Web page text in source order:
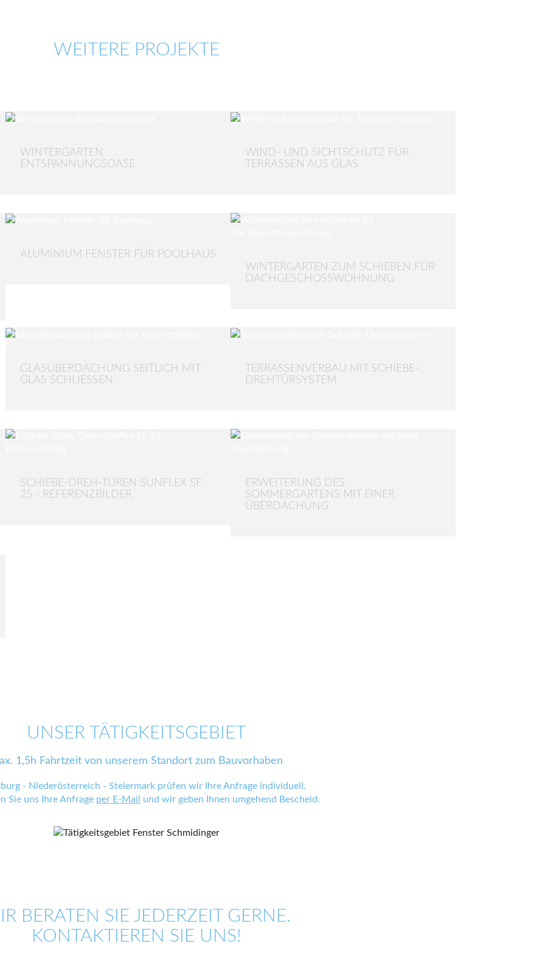
WEITERE PROJEKTE
WINTERGARTEN
ENTSPANNUNGSOASE
WIND- UND SICHTSCHUTZ FÜR
TERRASSEN AUS GLAS
ALUMINIUM FENSTER FÜR POOLHAUS
WINTERGARTEN ZUM SCHIEBEN FÜR
DACHGESCHOSSWOHNUNG
GLASÜBERDACHUNG SEITLICH MIT
GLAS SCHLIESSEN
TERRASSENVERBAU MIT SCHIEBE-
DREHTÜRSYSTEM
SCHIEBE-DREH-TÜREN SUNFLEX SF
25 - REFERENZBILDER
ERWEITERUNG DES
SOMMERGARTENS MIT EINER
ÜBERDACHUNG
UNSER TÄTIGKEITSGEBIET
1,5h Fahrtzeit von unserem Standort zum Bauvorhaben
- Niederösterreich - Steiermark prüfen wir Ihre Anfrage individuell.
Sie uns Ihre Anfrage per E-Mail und wir geben Ihnen umgehend Bescheid.
BERATEN SIE JEDERZEIT GERNE.
KONTAKTIEREN SIE UNS!